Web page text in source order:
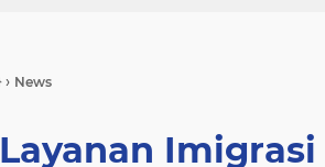
› News
Layanan